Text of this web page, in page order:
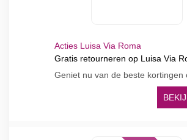
Acties Luisa Via Roma
Gratis retourneren op Luisa Via
Geniet nu van de beste kortingen